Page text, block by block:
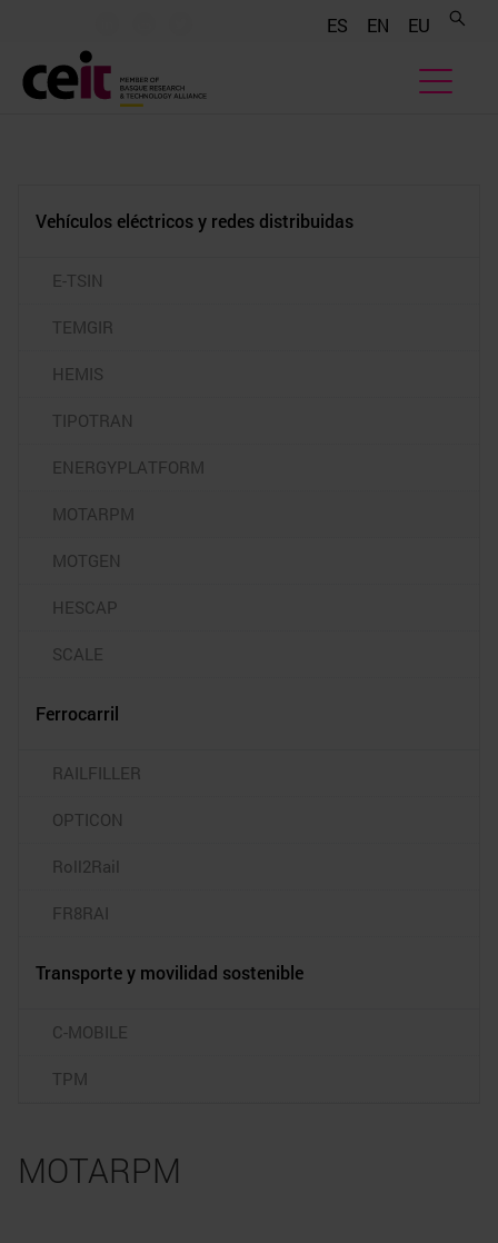
ES EN EU
Vehículos eléctricos y redes distribuidas
E-TSIN
TEMGIR
HEMIS
TIPOTRAN
ENERGYPLATFORM
MOTARPM
MOTGEN
HESCAP
SCALE
Ferrocarril
RAILFILLER
OPTICON
Roll2Rail
FR8RAI
Transporte y movilidad sostenible
C-MOBILE
TPM
MOTARPM